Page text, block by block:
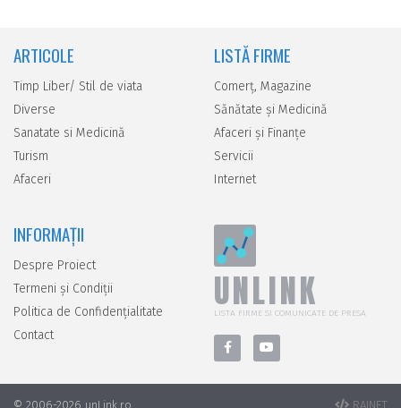
ARTICOLE
Timp Liber/ Stil de viata
Diverse
Sanatate si Medicină
Turism
Afaceri
LISTĂ FIRME
Comerţ, Magazine
Sănătate şi Medicină
Afaceri şi Finanţe
Servicii
Internet
INFORMAȚII
Despre Proiect
Termeni și Condiții
Politica de Confidențialitate
Contact
UNLINK
LISTA FIRME SI COMUNICATE DE PRESA
© 2006-2026 unLink.ro RAINET